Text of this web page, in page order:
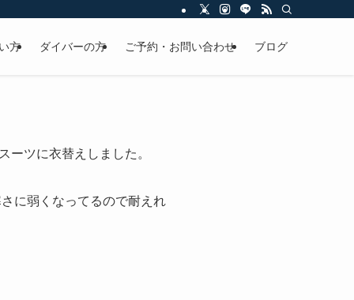
方 ダイバーの方 ご予約・お問い合わせ ブログ
ーツに衣替えしました。
に弱くなってるので耐えれ